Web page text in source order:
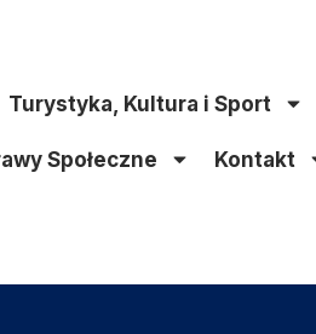
Turystyka, Kultura i Sport
Społeczne Kontakt